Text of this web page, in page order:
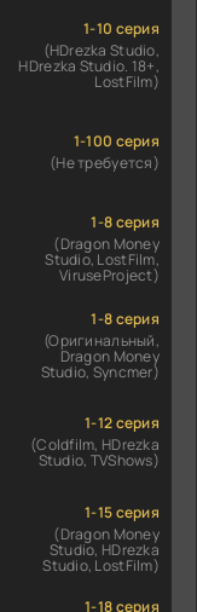
1-10 серия
(HDrezka Studio,
HDrezka Studio. 18+,
LostFilm)
1-100 серия
(Не требуется)
1-8 серия
(Dragon Money
Studio, LostFilm,
ViruseProject)
1-8 серия
(Оригинальный,
Dragon Money
Studio, Syncmer)
1-12 серия
(Coldfilm, HDrezka
Studio, TVShows)
1-15 серия
(Dragon Money
Studio, HDrezka
Studio, LostFilm)
1-18 серия